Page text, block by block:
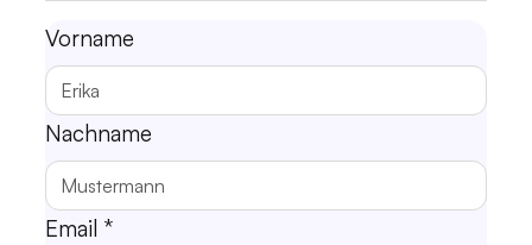
Vorname
Nachname
Email *